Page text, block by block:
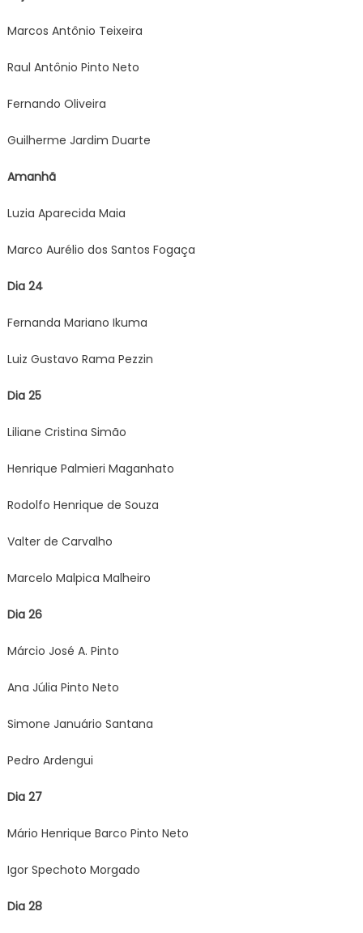
Marcos Antônio Teixeira
Raul Antônio Pinto Neto
Fernando Oliveira
Guilherme Jardim Duarte
Amanhã
Luzia Aparecida Maia
Marco Aurélio dos Santos Fogaça
Dia 24
Fernanda Mariano Ikuma
Luiz Gustavo Rama Pezzin
Dia 25
Liliane Cristina Simão
Henrique Palmieri Maganhato
Rodolfo Henrique de Souza
Valter de Carvalho
Marcelo Malpica Malheiro
Dia 26
Márcio José A. Pinto
Ana Júlia Pinto Neto
Simone Januário Santana
Pedro Ardengui
Dia 27
Mário Henrique Barco Pinto Neto
Igor Spechoto Morgado
Dia 28